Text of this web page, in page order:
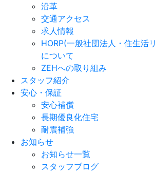
沿革
交通アクセス
求人情報
HORP(一般社団法人・住生活
について
ZEHへの取り組み
スタッフ紹介
安心・保証
安心補償
長期優良化住宅
耐震補強
お知らせ
お知らせ一覧
スタッフブログ